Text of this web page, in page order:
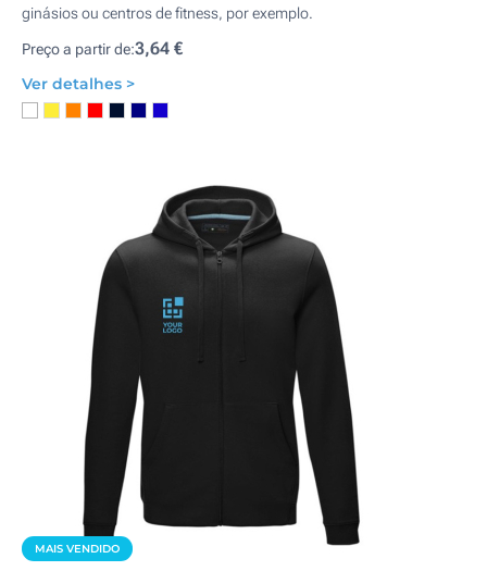
ginásios ou centros de fitness, por exemplo.
Preço a partir de:3,64 €
Ver detalhes >
MAIS VENDIDO